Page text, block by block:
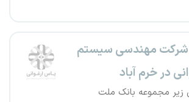
شرکت مهندسی سیستم
در خرم آباد
زیر مجموعه بانک ملت